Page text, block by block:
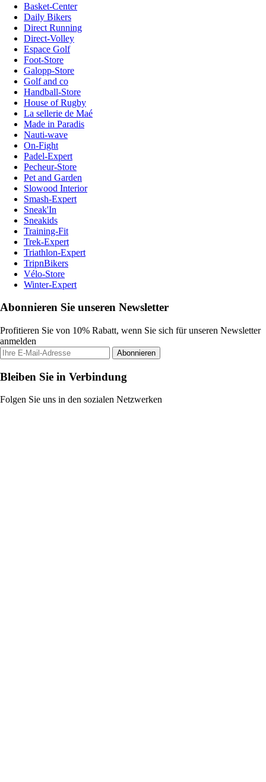
Basket-Center
Daily Bikers
Direct Running
Direct-Volley
Espace Golf
Foot-Store
Galopp-Store
Golf and co
Handball-Store
House of Rugby
La sellerie de Maé
Made in Paradis
Nauti-wave
On-Fight
Padel-Expert
Pecheur-Store
Pet and Garden
Slowood Interior
Smash-Expert
Sneak'In
Sneakids
Training-Fit
Trek-Expert
Triathlon-Expert
TripnBikers
Vélo-Store
Winter-Expert
Abonnieren Sie unseren Newsletter
Profitieren Sie von 10% Rabatt, wenn Sie sich für unseren Newsletter
anmelden
Abonnieren
Bleiben Sie in Verbindung
Folgen Sie uns in den sozialen Netzwerken